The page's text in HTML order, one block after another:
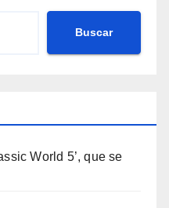
Buscar
World 5’, que se